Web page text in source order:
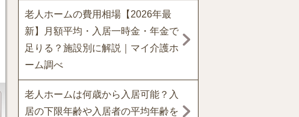
老人ホームの費用相場【2026年最
新】月額平均・入居一時金・年金で
足りる？施設別に解説｜マイ介護ホ
ーム調べ
老人ホームは何歳から入居可能？入
居の下限年齢や入居者の平均年齢を